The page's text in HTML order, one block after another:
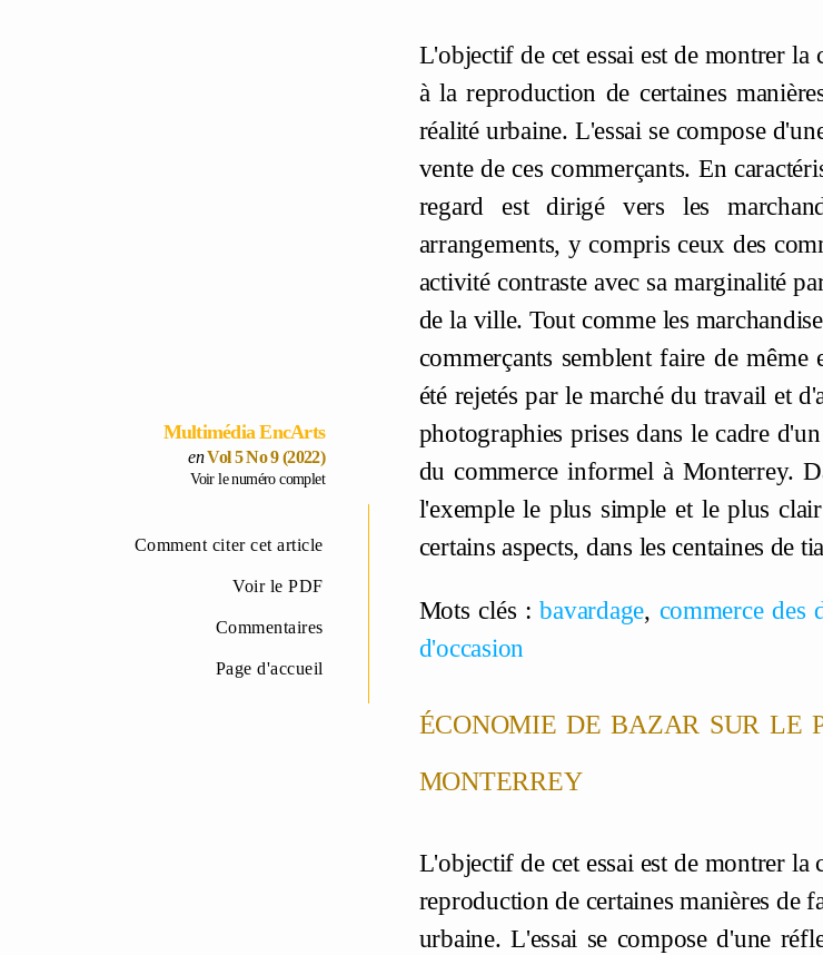
Multimédia EncArts
Vol 5 No 9 (2022)
Voir le numéro complet
Comment citer cet article
Voir le PDF
Commentaires
Page d'accueil
L'objectif de cet essai est de montrer la
à la reproduction de certaines
réalité urbaine. L'essai se compose
vente de ces commerçants. En
regard est dirigé vers les
arrangements, y compris ceux des
activité contraste avec sa marginalité
de la ville. Tout comme les
commerçants semblent faire de
été rejetés par le marché du travail et
photographies prises dans le cadre
du commerce informel à Monterrey.
l'exemple le plus simple et le plus
certains aspects, dans les centaines de
Mots clés :bavardage, commerce des
d'occasion
économie de bazar sur le
monterrey
L'objectif de cet essai est de montrer la
reproduction de certaines manières de
urbaine. L'essai se compose d'une